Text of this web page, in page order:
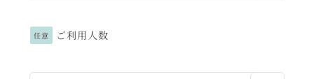
任意 ご利用人数